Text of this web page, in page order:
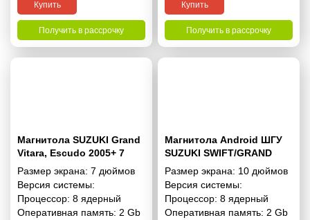
Купить
Получить в рассрочку
Купить
Получить в рассрочку
Магнитола SUZUKI Grand
Vitara, Escudo 2005+ 7
дюймов - 10.1 2/32 Гб Pro
Размер экрана: 7 дюймов
Версия системы:
Процессор: 8 ядерный
Оперативная память: 2 Gb
Магнитола Android ШГУ
SUZUKI SWIFT/GRAND
VITARA 2009-2017 10
дюймов - 10.1 2/32 Гб Pro
Размер экрана: 10 дюймов
Версия системы:
Процессор: 8 ядерный
Оперативная память: 2 Gb